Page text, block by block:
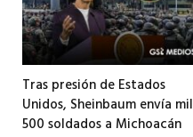
Tras presión de Estados
Unidos, Sheinbaum envía mil
500 soldados a Michoacán